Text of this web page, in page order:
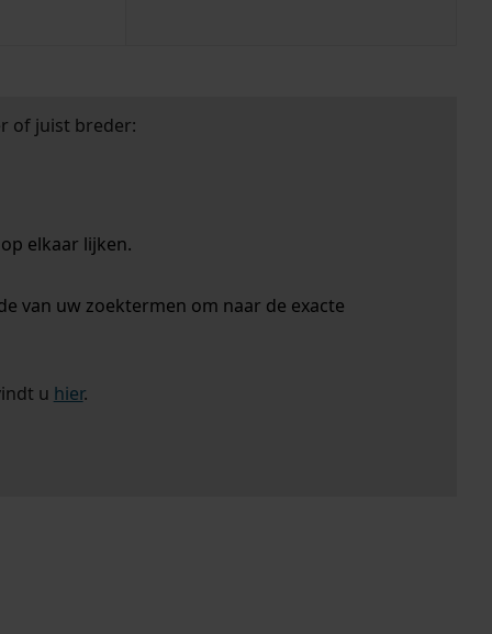
of juist breder:
elkaar lijken.
van uw zoektermen om naar de exacte
u hier.